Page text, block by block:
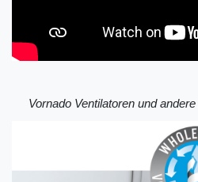
Vornado Ventilatoren und